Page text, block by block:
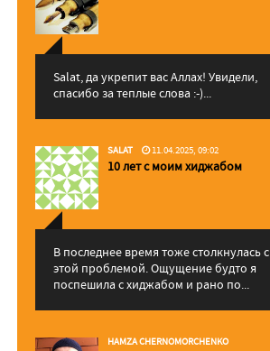
Salat, да укрепит вас Аллаx! Увидели,
спасибо за теплые слова :-)...
SALAT 11.04.2025, 09:02
10 лет с моим хиджабом
В последнее время тоже столкнулась с
этой проблемой. Ощущение будто я
поспешила с хиджабом и рано по...
HAMZA CHERNOMORCHENKO